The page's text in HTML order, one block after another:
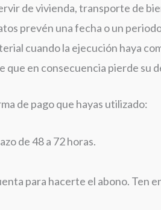
de vivienda, transporte de
prevén una fecha o un
cuando la ejecución haya
en consecuencia pierde su
de pago que hayas utilizado:
de 48 a 72 horas.
para hacerte el abono. Ten